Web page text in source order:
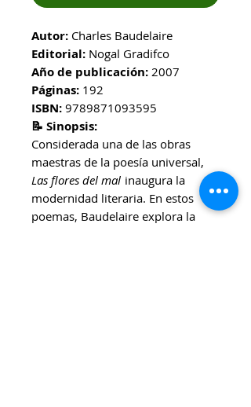
Autor: Charles Baudelaire
Editorial: Nogal Gradifco
Año de publicación: 2007
Páginas: 192
ISBN: 9789871093595
📝 Sinopsis:
Considerada una de las obras
maestras de la poesía universal,
Las flores del mal inaugura la
modernidad literaria. En estos
poemas, Baudelaire explora la